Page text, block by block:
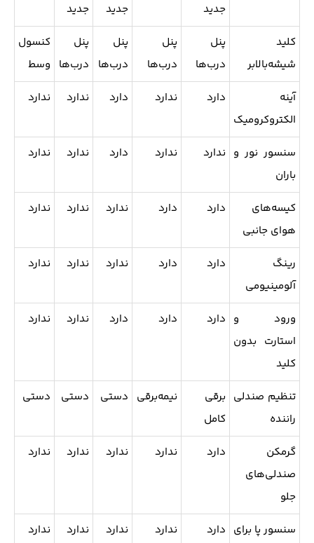
جدید
جدید
جدید
کنسول
وسط
پنل
درب‌ها
پنل
درب‌ها
پنل
درب‌ها
پنل
درب‌ها
کلید
شیشه‌بالابر
ندارد ندارد دارد ندارد دارد
آینه
الکتروکرومیک
ندارد ندارد دارد ندارد ندارد سنسور نور و
باران
ندارد ندارد ندارد دارد دارد
کیسه‌های
هوای جانبی
ندارد ندارد ندارد دارد دارد
رینگ
آلومینیومی
ندارد ندارد دارد دارد دارد ورود و
استارت بدون
کلید
دستی دستی دستی نیمه‌برقی
برقی
کامل
تنظیم صندلی
راننده
ندارد ندارد ندارد ندارد دارد
گرمکن
صندلی‌های
جلو
ندارد ندارد ندارد ندارد دارد سنسور پا برای